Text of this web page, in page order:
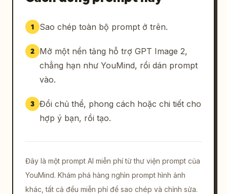
1 Sao chép toàn bộ prompt ở trên.
2
Mở một nền tảng hỗ trợ GPT Image 2,
chẳng hạn như YouMind, rồi dán prompt
vào.
3 Đổi chủ thể, phong cách hoặc chi tiết cho
hợp ý bạn, rồi tạo.
Đây là một prompt AI miễn phí từ thư viện prompt của
YouMind. Khám phá hàng nghìn prompt hình ảnh
khác, tất cả đều miễn phí để sao chép và chỉnh sửa.